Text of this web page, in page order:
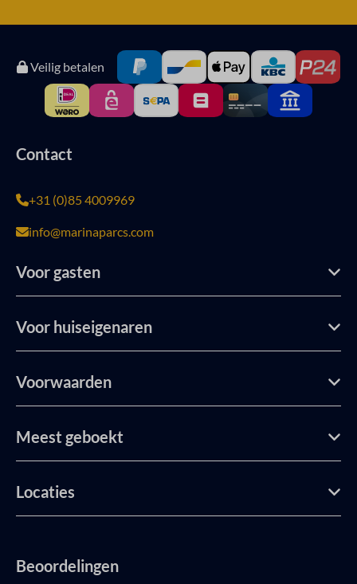
Veilig betalen
Contact
+31 (0)85 4009969
info@marinaparcs.com
Voor gasten
Voor huiseigenaren
Voorwaarden
Meest geboekt
Locaties
Beoordelingen